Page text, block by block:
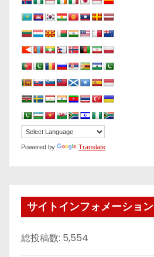
Powered by Translate
サイトインフォメーション
総投稿数: 5,554